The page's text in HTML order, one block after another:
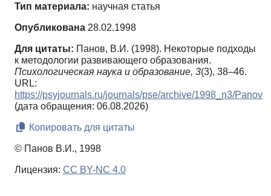
Тип материала: научная статья
Опубликована 28.02.1998
Для цитаты: Панов, В.И. (1998). Некоторые подходы
к методологии развивающего образования.
Психологическая наука и образование, 3(3), 38–46.
URL:
https://psyjournals.ru/journals/pse/archive/1998_n3/Panov
(дата обращения: 06.08.2026)
Копировать для цитаты
© Панов В.И., 1998
Лицензия: CC BY-NC 4.0